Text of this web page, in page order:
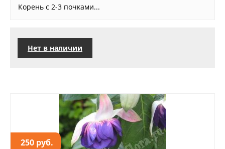
Корень с 2-3 почками...
Нет в наличии
250 руб.